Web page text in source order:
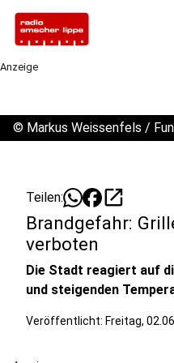
Anzeige
© Markus Weissenfels /
Teilen: open_in_new
Brandgefahr:
verboten
Die Stadt reagiert auf
und steigenden
Veröffentlicht: Freitag,